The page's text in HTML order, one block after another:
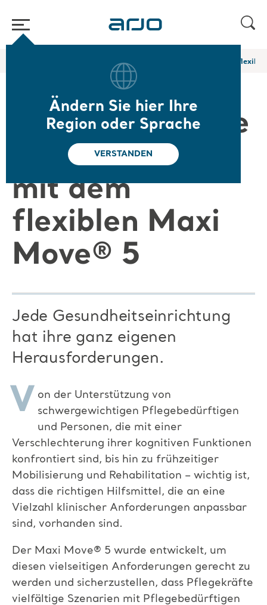
Ändern Sie hier Ihre
Region oder Sprache
VERSTANDEN
Erfüllen Sie Ihre Anforderungen mit dem
Erfüllen Sie Ihre
Anforderungen
mit dem
flexiblen Maxi
Move® 5
Jede Gesundheitseinrichtung
hat ihre ganz eigenen
Herausforderungen.
V on der Unterstützung von
schwergewichtigen Pflegebedürftigen
und Personen, die mit einer
Verschlechterung ihrer kognitiven Funktionen
konfrontiert sind, bis hin zu frühzeitiger
Mobilisierung und Rehabilitation – wichtig ist,
dass die richtigen Hilfsmittel, die an eine
Vielzahl klinischer Anforderungen anpassbar
sind, vorhanden sind.
Der Maxi Move® 5 wurde entwickelt, um
diesen vielseitigen Anforderungen gerecht zu
werden und sicherzustellen, dass Pflegekräfte
vielfältige Szenarien mit Pflegebedürftigen